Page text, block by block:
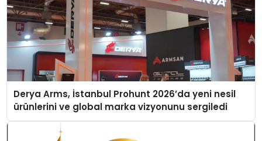
Derya Arms, İstanbul Prohunt 2026’da yeni nesil
ürünlerini ve global marka vizyonunu sergiledi